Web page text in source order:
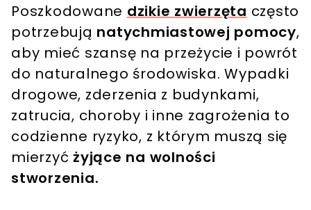
Poszkodowane dzikie zwierzęta często
potrzebują natychmiastowej pomocy,
aby mieć szansę na przeżycie i powrót
do naturalnego środowiska. Wypadki
drogowe, zderzenia z budynkami,
zatrucia, choroby i inne zagrożenia to
codzienne ryzyko, z którym muszą się
mierzyć żyjące na wolności
stworzenia.